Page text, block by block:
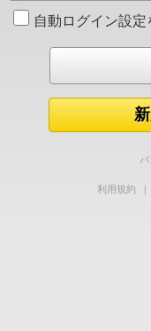
自動ログイン設定
利用規約 ｜